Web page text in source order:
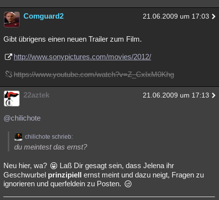
Comguard2 21.06.2009 um 17:03
Gibt übrigens einen neuen Trailer zum Film.
http://www.sonypictures.com/movies/2012/
https://www.youtube.com/watch?v=Z_CxIxM0Khg
22aztek 21.06.2009 um 17:13
@chilichote
chilichote schrieb:
du meintest das ernst?
Neu hier, wa?
Laß Dir gesagt sein, dass Jelena ihr
Geschwurbel prinzipiell ernst meint und dazu neigt, Fragen zu
ignorieren und querfeldein zu Posten.